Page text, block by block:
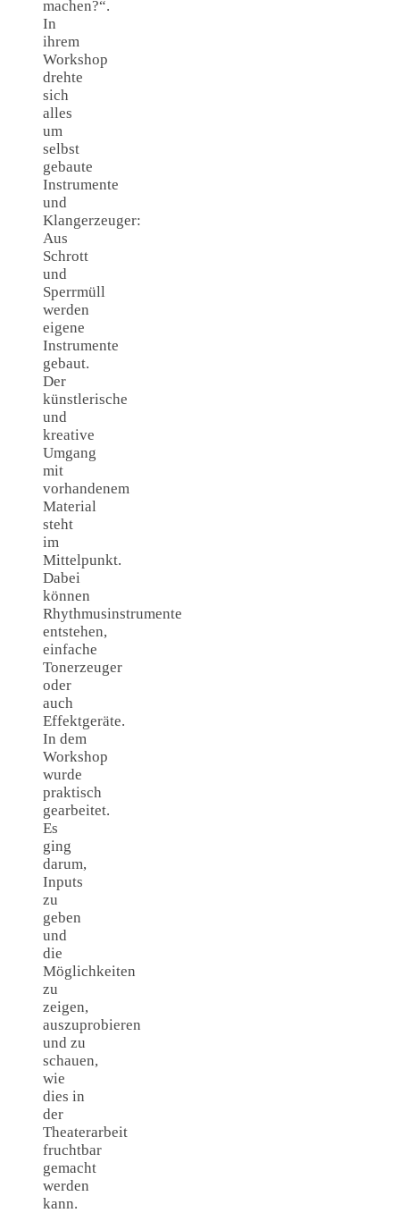
machen?“.
In
ihrem
Workshop
drehte
sich
alles
um
selbst
gebaute
Instrumente
und
Klangerzeuger:
Aus
Schrott
und
Sperrmüll
werden
eigene
Instrumente
gebaut.
Der
künstlerische
und
kreative
Umgang
mit
vorhandenem
Material
steht
im
Mittelpunkt.
Dabei
können
Rhythmusinstrumente
entstehen,
einfache
Tonerzeuger
oder
auch
Effektgeräte.
In dem
Workshop
wurde
praktisch
gearbeitet.
Es
ging
darum,
Inputs
zu
geben
und
die
Möglichkeiten
zu
zeigen,
auszuprobieren
und zu
schauen,
wie
dies in
der
Theaterarbeit
fruchtbar
gemacht
werden
kann.